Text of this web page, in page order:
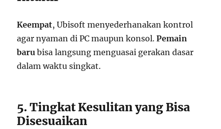
Keempat, Ubisoft menyederhanakan kontrol
agar nyaman di PC maupun konsol.Pemain
baru bisa langsung menguasai gerakan dasar
dalam waktu singkat.
5. Tingkat Kesulitan yang Bisa
Disesuaikan